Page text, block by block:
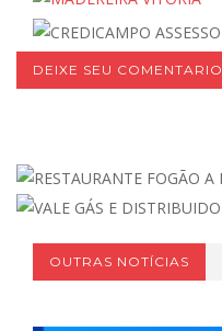
DEIXE SEU COMENTARIO
OUTRAS NOTÍCIAS